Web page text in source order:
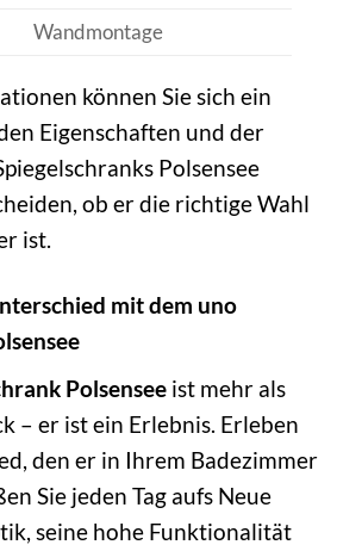
Wandmontage
können Sie sich ein
Eigenschaften und der
Polsensee
ob er die richtige Wahl
ist.
mit dem uno
Polsensee ist mehr als
– er ist ein Erlebnis. Erleben
den er in Ihrem Badezimmer
Sie jeden Tag aufs Neue
seine hohe Funktionalität